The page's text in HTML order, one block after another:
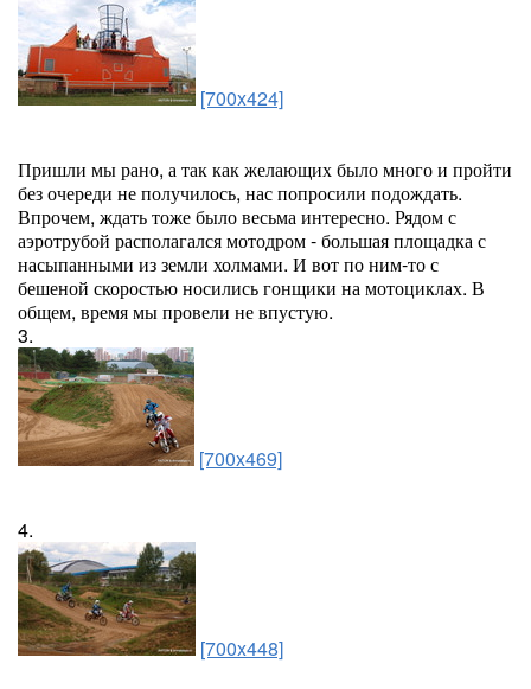
[700x424]
Пришли мы рано, а так как желающих было много и пройти
без очереди не получилось, нас попросили подождать.
Впрочем, ждать тоже было весьма интересно. Рядом с
аэротрубой располагался мотодром - большая площадка с
насыпанными из земли холмами. И вот по ним-то с
бешеной скоростью носились гонщики на мотоциклах. В
общем, время мы провели не впустую.
3.
[700x469]
4.
[700x448]